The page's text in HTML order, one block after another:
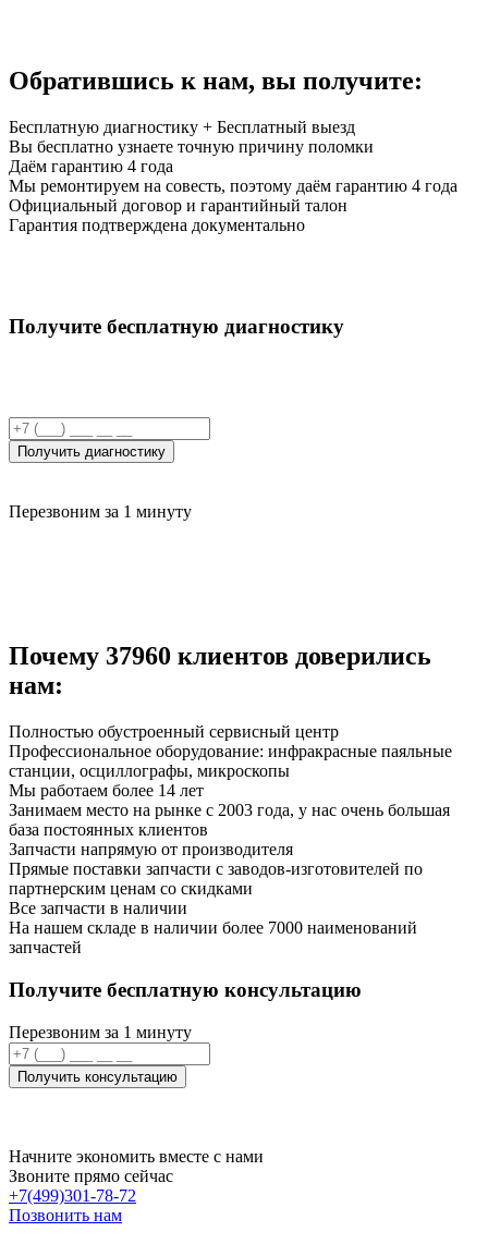
Обратившись к нам, вы получите:
Бесплатную диагностику + Бесплатный выезд
Вы бесплатно узнаете точную причину поломки
Даём гарантию 4 года
Мы ремонтируем на совесть, поэтому даём гарантию 4 года
Официальный договор и гарантийный талон
Гарантия подтверждена документально
Получите бесплатную диагностику
Получить диагностику
Перезвоним за 1 минуту
Почему 37960 клиентов доверились
нам:
Полностью обустроенный сервисный центр
Профессиональное оборудование: инфракрасные паяльные
станции, осциллографы, микроскопы
Мы работаем более 14 лет
Занимаем место на рынке с 2003 года, у нас очень большая
база постоянных клиентов
Запчасти напрямую от производителя
Прямые поставки запчасти с заводов-изготовителей по
партнерским ценам со скидками
Все запчасти в наличии
На нашем складе в наличии более 7000 наименований
запчастей
Получите бесплатную консультацию
Перезвоним за 1 минуту
Получить консультацию
Начните экономить вместе с нами
Звоните прямо сейчас
+7(499)301-78-72
Позвонить нам